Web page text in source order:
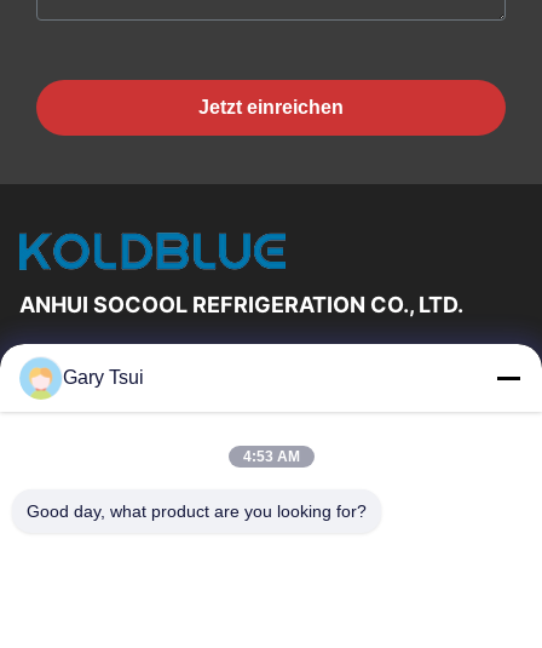
Jetzt einreichen
ANHUI SOCOOL REFRIGERATION CO., LTD.
Schnelle Links
Haus
Treten Sie Mit Uns In
Fordern Sie Ein Zitat
Gary Tsui
4:53 AM
Good day, what product are you looking for?